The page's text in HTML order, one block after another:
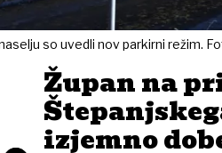
so uvedli nov parkirni režim.
Župan na
izjemno